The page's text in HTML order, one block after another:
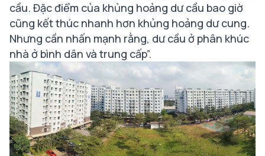
cầu. Đặc điểm của khủng hoảng dư cầu bao giờ
cũng kết thúc nhanh hơn khủng hoảng dư cung.
Nhưng cần nhấn mạnh rằng, dư cầu ở phân khúc
nhà ở bình dân và trung cấp”.